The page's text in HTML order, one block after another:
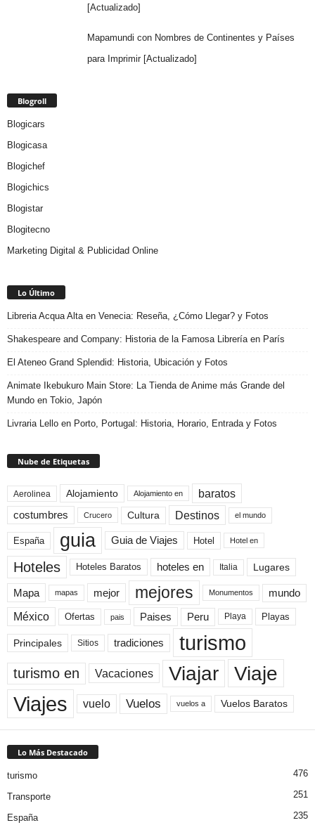
[Actualizado]
Mapamundi con Nombres de Continentes y Países
para Imprimir [Actualizado]
Blogroll
Blogicars
Blogicasa
Blogichef
Blogichics
Blogistar
Blogitecno
Marketing Digital & Publicidad Online
Lo Último
Libreria Acqua Alta en Venecia: Reseña, ¿Cómo Llegar? y Fotos
Shakespeare and Company: Historia de la Famosa Librería en París
El Ateneo Grand Splendid: Historia, Ubicación y Fotos
Animate Ikebukuro Main Store: La Tienda de Anime más Grande del
Mundo en Tokio, Japón
Livraria Lello en Porto, Portugal: Historia, Horario, Entrada y Fotos
Nube de Etiquetas
Aerolinea Alojamiento Alojamiento en baratos
costumbres Crucero Cultura Destinos el mundo
España guia Guia de Viajes Hotel Hotel en
Hoteles Hoteles Baratos hoteles en Italia Lugares
Mapa mapas mejor mejores Monumentos mundo
México Ofertas pais Paises Peru Playa Playas
Principales Sitios tradiciones turismo
turismo en Vacaciones Viajar Viaje
Viajes vuelo Vuelos vuelos a Vuelos Baratos
Lo Más Destacado
turismo 476
Transporte 251
España 235